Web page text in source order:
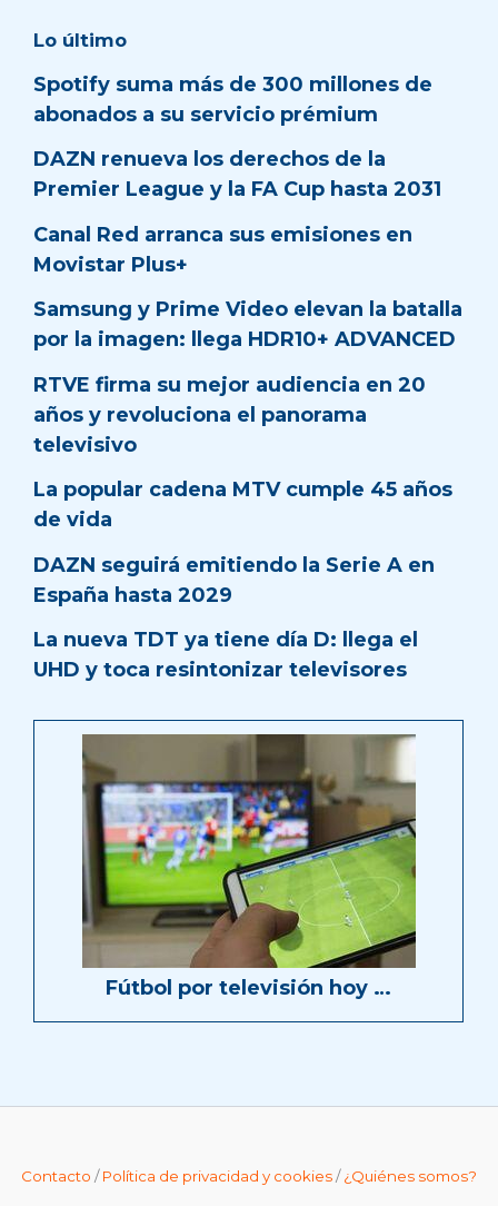
Lo último
Spotify suma más de 300 millones de
abonados a su servicio prémium
DAZN renueva los derechos de la
Premier League y la FA Cup hasta 2031
Canal Red arranca sus emisiones en
Movistar Plus+
Samsung y Prime Video elevan la batalla
por la imagen: llega HDR10+ ADVANCED
RTVE firma su mejor audiencia en 20
años y revoluciona el panorama
televisivo
La popular cadena MTV cumple 45 años
de vida
DAZN seguirá emitiendo la Serie A en
España hasta 2029
La nueva TDT ya tiene día D: llega el
UHD y toca resintonizar televisores
Fútbol por televisión hoy …
Contacto /Política de privacidad y cookies/¿Quiénes somos?